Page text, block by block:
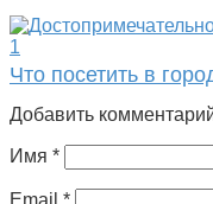
1
Что посетить в
Добавить
Имя *